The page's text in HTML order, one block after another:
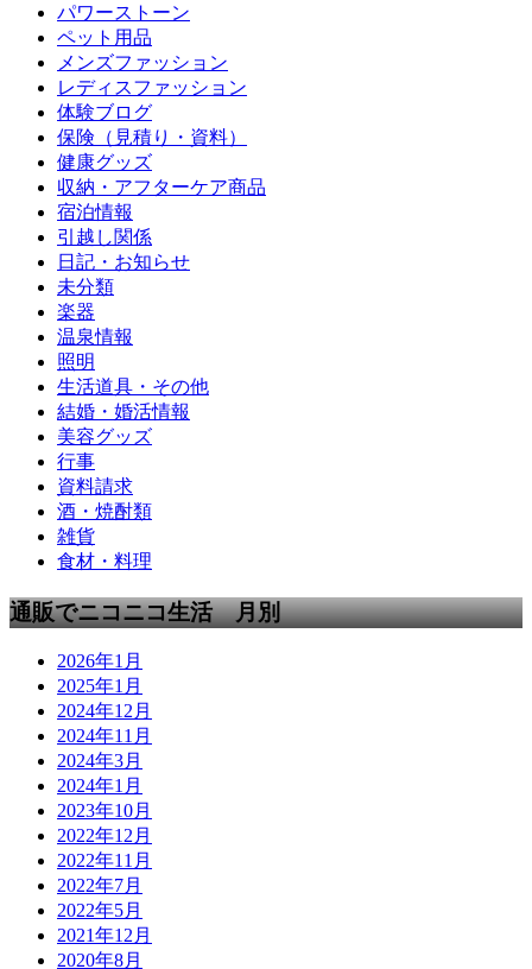
パワーストーン
ペット用品
メンズファッション
レディスファッション
体験ブログ
保険（見積り・資料）
健康グッズ
収納・アフターケア商品
宿泊情報
引越し関係
日記・お知らせ
未分類
楽器
温泉情報
照明
生活道具・その他
結婚・婚活情報
美容グッズ
行事
資料請求
酒・焼酎類
雑貨
食材・料理
通販でニコニコ生活 月別
2026年1月
2025年1月
2024年12月
2024年11月
2024年3月
2024年1月
2023年10月
2022年12月
2022年11月
2022年7月
2022年5月
2021年12月
2020年8月